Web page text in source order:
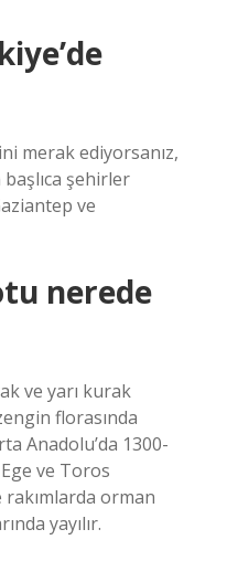
merak ediyorsanız,
şehirler
ve
nerede
ve yarı kurak
florasında
Anadolu’da 1300-
ve Toros
rakımlarda orman
yayılır.